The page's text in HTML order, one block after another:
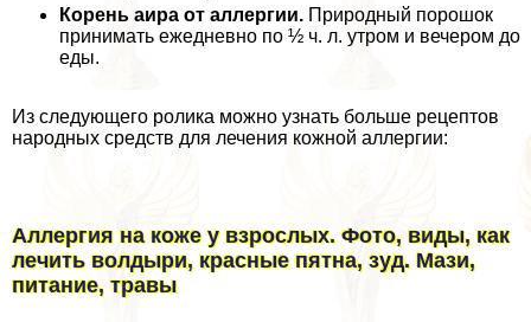
Корень аира от аллергии. Природный порошок
принимать ежедневно по ½ ч. л. утром и вечером до
еды.
Из следующего ролика можно узнать больше рецептов
народных средств для лечения кожной аллергии:
Аллергия на коже у взрослых. Фото, виды, как
лечить волдыри, красные пятна, зуд. Мази,
питание, травы